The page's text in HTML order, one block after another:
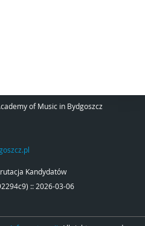
of Music in Bydgoszcz
Kandydatów
:: 2026-03-06